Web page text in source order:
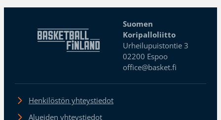
Suomen
Koripalloliitto
Urheilupuistontie 3
02200 Espoo
office@basket.fi
Henkilöstön yhteystiedot
Alueiden yhteystiedot